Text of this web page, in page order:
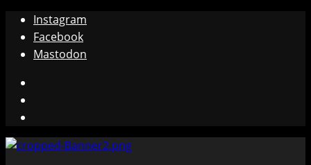
Zum
Inhalt
springen
Instagram
Facebook
Mastodon